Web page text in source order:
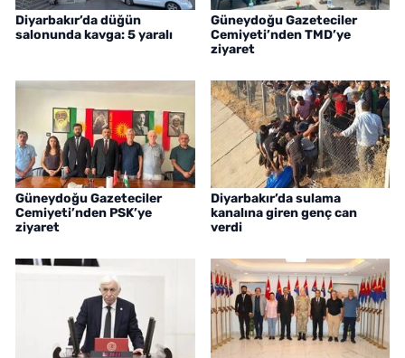
Diyarbakır’da düğün
salonunda kavga: 5 yaralı
Güneydoğu Gazeteciler
Cemiyeti’nden TMD’ye
ziyaret
Güneydoğu Gazeteciler
Cemiyeti’nden PSK’ye
ziyaret
Diyarbakır’da sulama
kanalına giren genç can
verdi